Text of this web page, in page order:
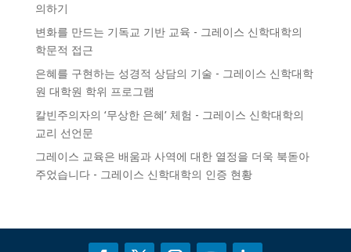
의하기
변화를 만드는 기독교 기반 교육 - 그레이스 신학대학의
학문적 접근
은혜를 구현하는 성경적 상담의 기술 - 그레이스 신학대학
원 대학원 학위 프로그램
칼빈주의자의 ‘무상한 은혜’ 체험 - 그레이스 신학대학의
교리 선언문
그레이스 교육은 배움과 사역에 대한 열정을 더욱 북돋아
주었습니다 - 그레이스 신학대학의 인증 현황